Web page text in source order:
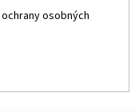
osobných